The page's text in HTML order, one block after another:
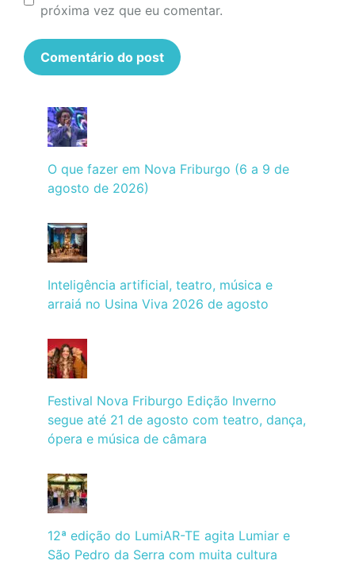
próxima vez que eu comentar.
O que fazer em Nova Friburgo (6 a 9 de
agosto de 2026)
Inteligência artificial, teatro, música e
arraiá no Usina Viva 2026 de agosto
Festival Nova Friburgo Edição Inverno
segue até 21 de agosto com teatro, dança,
ópera e música de câmara
12ª edição do LumiAR-TE agita Lumiar e
São Pedro da Serra com muita cultura